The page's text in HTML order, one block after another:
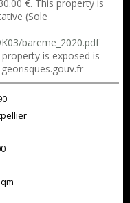
€. This property is
(Sole
bareme_2020.pdf
is exposed is